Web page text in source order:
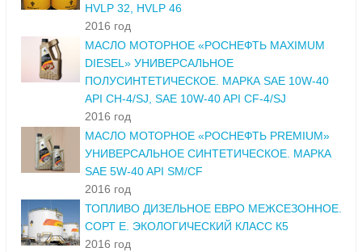
HVLP 32, HVLP 46
2016 год
МАСЛО МОТОРНОЕ «РОСНЕФТЬ MAXIMUM
DIESEL» УНИВЕРСАЛЬНОЕ
ПОЛУСИНТЕТИЧЕСКОЕ. МАРКА SAE 10W-40
API CH-4/SJ, SAE 10W-40 API CF-4/SJ
2016 год
МАСЛО МОТОРНОЕ «РОСНЕФТЬ PREMIUM»
УНИВЕРСАЛЬНОЕ СИНТЕТИЧЕСКОЕ. МАРКА
SAE 5W-40 API SM/CF
2016 год
ТОПЛИВО ДИЗЕЛЬНОЕ ЕВРО МЕЖСЕЗОННОЕ.
СОРТ Е. ЭКОЛОГИЧЕСКИЙ КЛАСС К5
2016 год